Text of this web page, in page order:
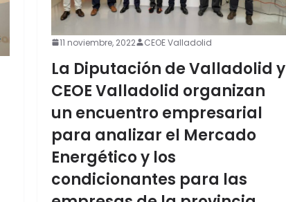
11 noviembre, 2022 CEOE Valladolid
La Diputación de Valladolid y
CEOE Valladolid organizan
un encuentro empresarial
para analizar el Mercado
Energético y los
condicionantes para las